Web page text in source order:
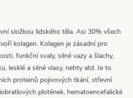
složkou lidského těla. Asi 30% všech
kolagen. Kolagen je zásadní pro
funkční svaly, silné vazy a šlachy,
lesklé a silné vlasy, nehty atd. Je to
proteinů pojivových tkání, střevní
plotének, hematoencefalické